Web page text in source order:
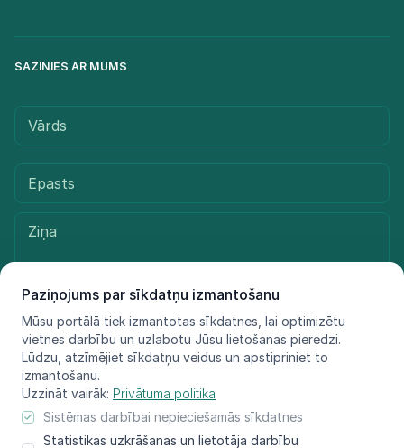
Paziņojums par sīkdatņu izmantošanu
Mūsu portālā tiek izmantotas sīkdatnes, lai optimizētu
vietnes darbību un uzlabotu Jūsu lietošanas pieredzi.
Lūdzu, atzīmējiet sīkdatņu veidus un apstipriniet to
izmantošanu.
Uzzināt vairāk: Privātuma politika
Sistēmas darbībai nepieciešamās sīkdatnes
Statistikas uzkrāšanas un lietotāja darbību
SAZINIES AR MUMS
Sūtīt ziņu
© LIFE FOR SPECIES, 2021 - 2025
Informācija atspoguļo tikai projekta LIFE FOR SPECIES īstenotāju